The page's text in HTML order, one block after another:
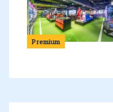
Premium